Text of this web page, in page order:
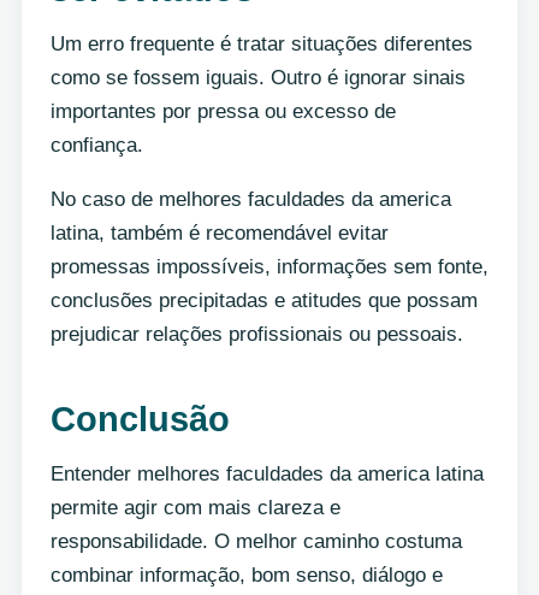
Um erro frequente é tratar situações diferentes
como se fossem iguais. Outro é ignorar sinais
importantes por pressa ou excesso de
confiança.
No caso de melhores faculdades da america
latina, também é recomendável evitar
promessas impossíveis, informações sem fonte,
conclusões precipitadas e atitudes que possam
prejudicar relações profissionais ou pessoais.
Conclusão
Entender melhores faculdades da america latina
permite agir com mais clareza e
responsabilidade. O melhor caminho costuma
combinar informação, bom senso, diálogo e